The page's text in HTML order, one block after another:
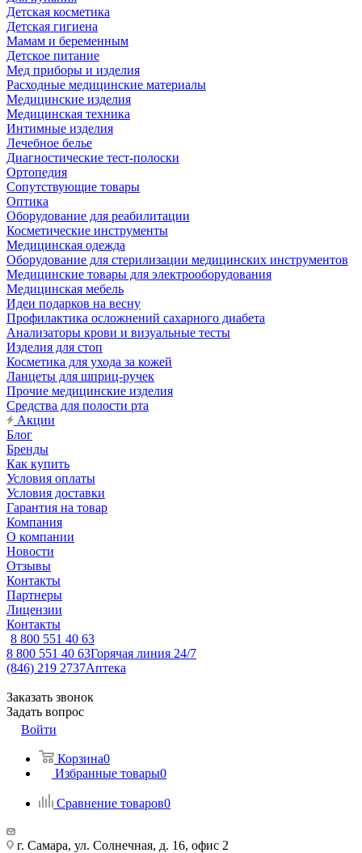
Детская косметика
Детская гигиена
Мамам и беременным
Детское питание
Мед приборы и изделия
Расходные медицинские материалы
Медицинские изделия
Медицинская техника
Интимные изделия
Лечебное белье
Диагностические тест-полоски
Ортопедия
Сопутствующие товары
Оптика
Оборудование для реабилитации
Косметические инструменты
Медицинская одежда
Оборудование для стерилизации медицинских инструментов
Медицинские товары для электрооборудования
Медицинская мебель
Идеи подарков на весну
Профилактика осложнений сахарного диабета
Анализаторы крови и визуальные тесты
Изделия для стоп
Косметика для ухода за кожей
Ланцеты для шприц-ручек
Прочие медицинские изделия
Средства для полости рта
Акции
Блог
Бренды
Как купить
Условия оплаты
Условия доставки
Гарантия на товар
Компания
О компании
Новости
Отзывы
Контакты
Партнеры
Лицензии
Контакты
8 800 551 40 63
8 800 551 40 63Горячая линия 24/7
(846) 219 2737Аптека
Заказать звонок
Задать вопрос
Войти
Корзина0
Избранные товары0
Сравнение товаров0
г. Самара, ул. Солнечная, д. 16, офис 2